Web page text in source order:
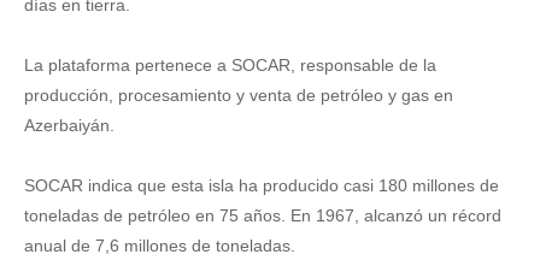
días en tierra.
La plataforma pertenece a SOCAR, responsable de la
producción, procesamiento y venta de petróleo y gas en
Azerbaiyán.
SOCAR indica que esta isla ha producido casi 180 millones de
toneladas de petróleo en 75 años. En 1967, alcanzó un récord
anual de 7,6 millones de toneladas.